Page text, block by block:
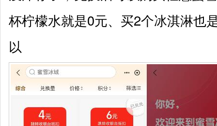
杯柠檬水就是0元、买2个冰淇淋也
以